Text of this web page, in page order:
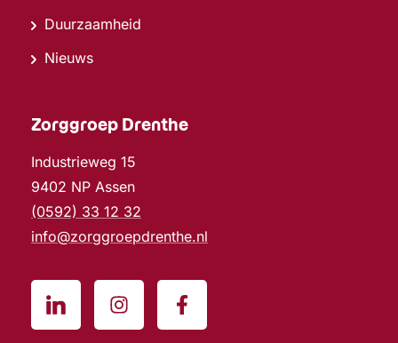
Duurzaamheid
Nieuws
Zorggroep Drenthe
Industrieweg 15
9402 NP Assen
(0592) 33 12 32
info@zorggroepdrenthe.nl